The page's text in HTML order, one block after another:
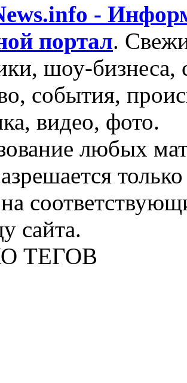
-
портал.
шоу-бизнеса,
события,
видео, фото.
любых
сайта.
ТЕГОВ